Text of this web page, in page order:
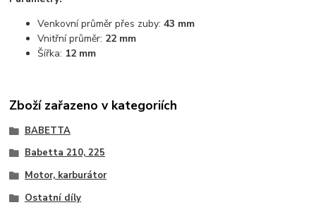
Venkovní průměr přes zuby: 43 mm
Vnitřní průměr: 22 mm
Šířka: 12 mm
Zboží zařazeno v kategoriích
BABETTA
Babetta 210, 225
Motor, karburátor
Ostatní díly